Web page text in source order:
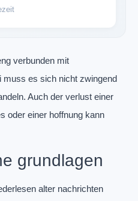
verbunden mit
muss es sich nicht zwingend
Auch der verlust einer
oder einer hoffnung kann
grundlagen
alter nachrichten